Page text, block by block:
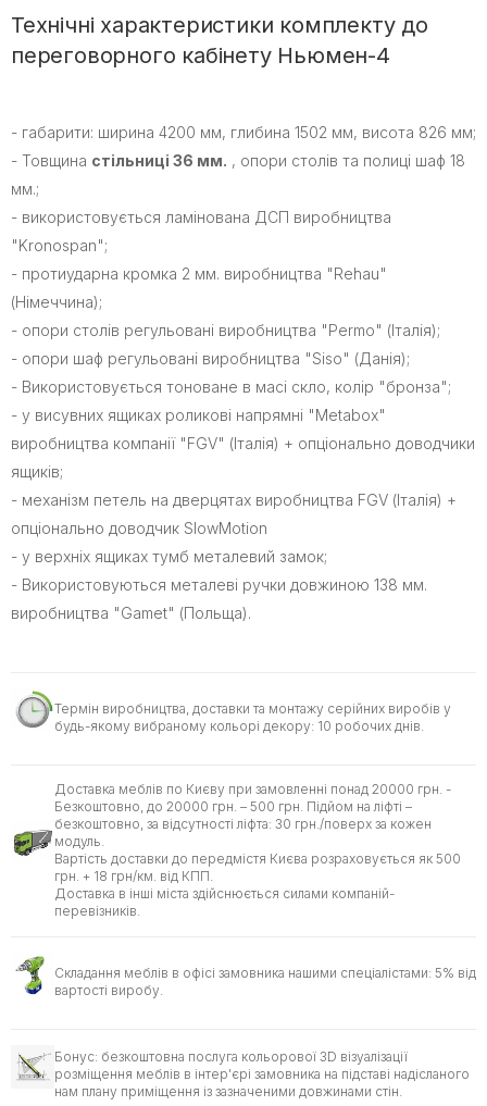
Технічні характеристики комплекту до
переговорного кабінету Ньюмен-4
- габарити: ширина 4200 мм, глибина 1502 мм, висота 826 мм;
- Товщина стільниці 36 мм. , опори столів та полиці шаф 18
мм.;
- використовується ламінована ДСП виробництва
"Kronospan";
- протиударна кромка 2 мм. виробництва "Rehau"
(Німеччина);
- опори столів регульовані виробництва "Permo" (Італія);
- опори шаф регульовані виробництва "Siso" (Данія);
- Використовується тоноване в масі скло, колір "бронза";
- у висувних ящиках роликові напрямні "Metabox"
виробництва компанії "FGV" (Італія) + опціонально доводчики
ящиків;
- механізм петель на дверцятах виробництва FGV (Італія) +
опціонально доводчик SlowMotion
- у верхніх ящиках тумб металевий замок;
- Використовуються металеві ручки довжиною 138 мм.
виробництва "Gamet" (Польща).
Термін виробництва, доставки та монтажу серійних виробів у
будь-якому вибраному кольорі декору: 10 робочих днів.
Доставка меблів по Києву при замовленні понад 20000 грн. -
Безкоштовно, до 20000 грн. – 500 грн. Підйом на ліфті –
безкоштовно, за відсутності ліфта: 30 грн./поверх за кожен
модуль.
Вартість доставки до передмістя Києва розраховується як 500
грн. + 18 грн/км. від КПП.
Доставка в інші міста здійснюється силами компаній-
перевізників.
Складання меблів в офісі замовника нашими спеціалістами: 5% від
вартості виробу.
Бонус: безкоштовна послуга кольорової 3D візуалізації
розміщення меблів в інтер'єрі замовника на підставі надісланого
нам плану приміщення із зазначеними довжинами стін.